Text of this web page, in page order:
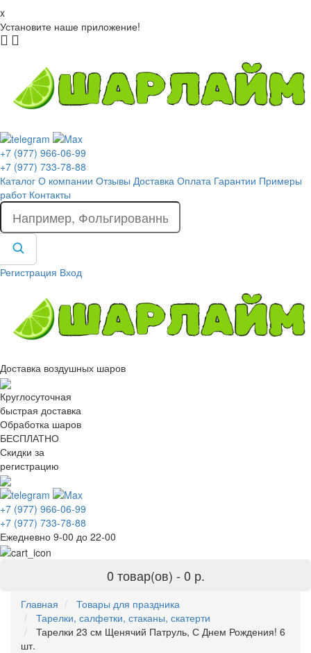
x
Установите наше приложение!
+7 (977) 966-06-99
+7 (977) 733-78-88
Каталог О компании Отзывы Доставка Оплата Гарантии Примеры
работ Контакты
Регистрация Вход
Доставка воздушных шаров
Круглосуточная
быстрая доставка
Обработка шаров
БЕСПЛАТНО
Скидки за
регистрацию
+7 (977) 966-06-99
+7 (977) 733-78-88
Ежедневно 9-00 до 22-00
0 товар(ов) - 0 р.
Главная
Товары для праздника
Тарелки, салфетки, стаканы, скатерти
Тарелки 23 см Щенячий Патруль, С Днем Рождения! 6
шт.